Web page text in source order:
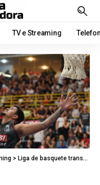
TV e Streaming
> Liga de basquete transmitirá todos os jogos ao vivo na internet